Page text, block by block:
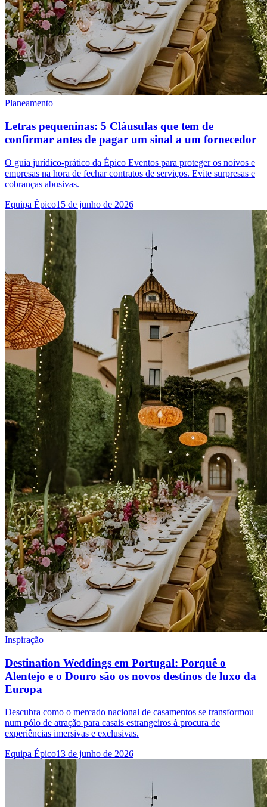
Planeamento
Letras pequeninas: 5 Cláusulas que tem de
confirmar antes de pagar um sinal a um fornecedor
O guia jurídico-prático da Épico Eventos para proteger os noivos e
empresas na hora de fechar contratos de serviços. Evite surpresas e
cobranças abusivas.
Equipa Épico15 de junho de 2026
Inspiração
Destination Weddings em Portugal: Porquê o
Alentejo e o Douro são os novos destinos de luxo da
Europa
Descubra como o mercado nacional de casamentos se transformou
num pólo de atração para casais estrangeiros à procura de
experiências imersivas e exclusivas.
Equipa Épico13 de junho de 2026